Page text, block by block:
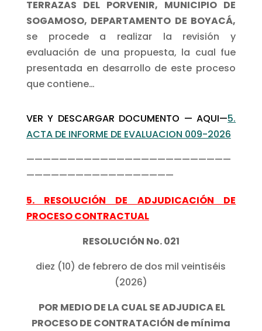
TERRAZAS DEL PORVENIR, MUNICIPIO DE
SOGAMOSO, DEPARTAMENTO DE BOYACÁ,
se procede a realizar la revisión y
evaluación de una propuesta, la cual fue
presentada en desarrollo de este proceso
que contiene…
VER Y DESCARGAR DOCUMENTO — AQUI—5.
ACTA DE INFORME DE EVALUACION 009-2026
—————————————————————————
——————————————————
5. RESOLUCIÓN DE ADJUDICACIÓN DE
PROCESO CONTRACTUAL
RESOLUCIÓN No. 021
diez (10) de febrero de dos mil veintiséis
(2026)
POR MEDIO DE LA CUAL SE ADJUDICA EL
PROCESO DE CONTRATACIÓN de mínima